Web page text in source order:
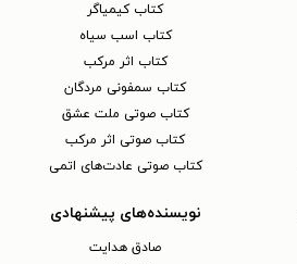
کتاب کیمیاگر
کتاب اسب سیاه
کتاب اثر مرکب
کتاب سمفونی مردگان
کتاب صوتی ملت عشق
کتاب صوتی اثر مرکب
کتاب صوتی عادت‌های اتمی
نویسنده‌های پیشنهادی
صادق هدایت